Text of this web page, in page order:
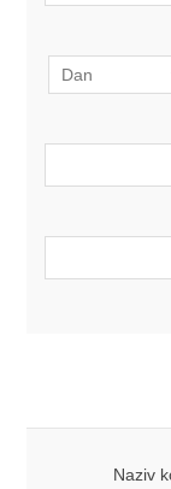
Naziv